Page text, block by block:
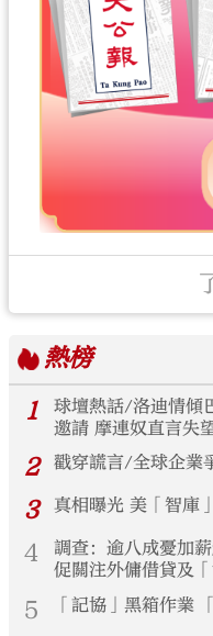
熱榜
1
球壇熱話/洛迪情傾巴塞
邀請 摩連奴直言失
2 戳穿謊言/全球企業
3 真相曝光 美「智庫
4
調查：逾八成憂加
促關注外傭借貸及「
5 「記協」黑箱作業